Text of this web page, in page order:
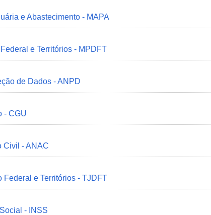
e Abastecimento - MAPA
e Territórios - MPDFT
de Dados - ANPD
- CGU
Civil - ANAC
Federal e Territórios - TJDFT
- INSS